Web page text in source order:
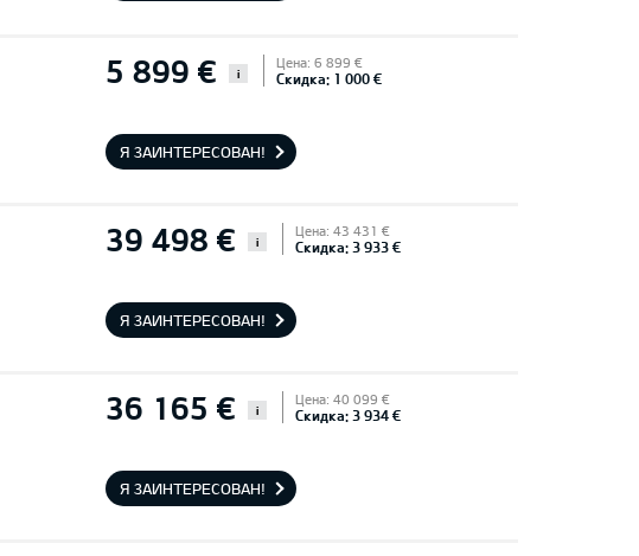
5 899 € i
Цена: 6 899 €
Скидка: 1 000 €
Я ЗАИНТЕРЕСОВАН!
39 498 € i
Цена: 43 431 €
Скидка: 3 933 €
Я ЗАИНТЕРЕСОВАН!
36 165 € i
Цена: 40 099 €
Скидка: 3 934 €
Я ЗАИНТЕРЕСОВАН!